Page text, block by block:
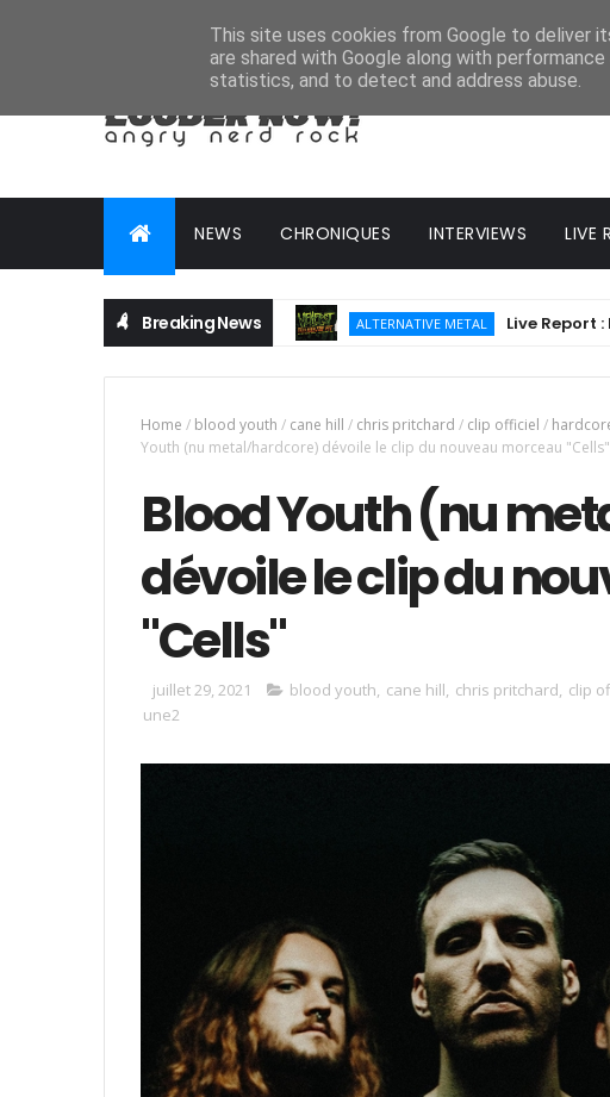
NEWS CHRONIQUES INTERVIEWS LIVE
Breaking News ALTERNATIVE METAL Live Report :
Home / blood youth / cane hill / chris pritchard / clip officiel /
Youth (nu metal/hardcore) dévoile le clip du nouveau morceau "Cells"
Blood Youth (nu
dévoile le clip du
"Cells"
juillet 29, 2021 blood youth, cane hill, chris pritchard, clip
une2
This site uses cookies from Google to deliver
are shared with Google along with
statistics, and to detect and address abuse.